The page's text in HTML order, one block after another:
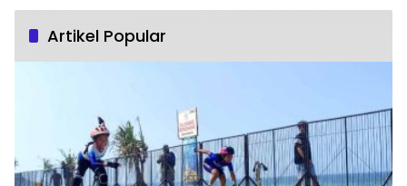
Artikel Popular